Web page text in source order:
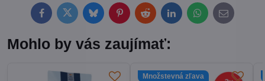
FacebookTwitterBlueskyPinterestRedditLinkedInWhatsApp
E-
mail
Mohlo by vás zaujímať:
Množstevná zľava